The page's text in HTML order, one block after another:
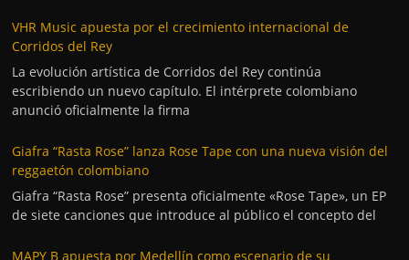
VHR Music apuesta por el crecimiento internacional de
Corridos del Rey
La evolución artística de Corridos del Rey continúa
escribiendo un nuevo capítulo. El intérprete colombiano
anunció oficialmente la firma
Giafra “Rasta Rose” lanza Rose Tape con una nueva visión del
reggaetón colombiano
Giafra “Rasta Rose” presenta oficialmente «Rose Tape», un EP
de siete canciones que introduce al público el concepto del
MAPY B apuesta por Medellín como escenario de su